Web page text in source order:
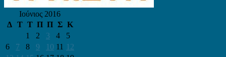
Ιούνιος 2016
Δ Τ Τ Π Π Σ Κ
1 2 3 4
5
6
7 8 9 10 11 12